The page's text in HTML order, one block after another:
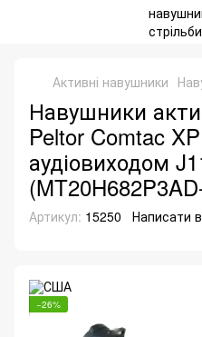
Активні навушники
Навушники
Peltor Comtac
аудіовиходом
Артикул: 15250 Написати
−26%